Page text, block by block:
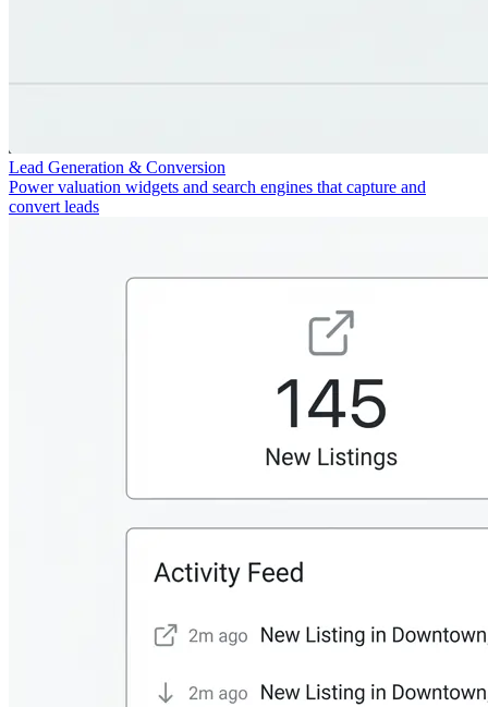
Lead Generation & Conversion
Power valuation widgets and search engines that capture and
convert leads